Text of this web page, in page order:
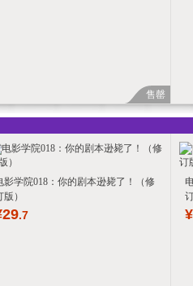
售罄
影学院018：你的剧本逊毙了！（修
版）
29.7 ¥